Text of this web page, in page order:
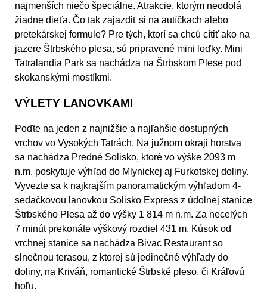
najmenších niečo špeciálne. Atrakcie, ktorým neodolá
žiadne dieťa. Čo tak zajazdiť si na autíčkach alebo
pretekárskej formule? Pre tých, ktorí sa chcú cítiť ako na
jazere Štrbského plesa, sú pripravené mini loďky. Mini
Tatralandia Park sa nachádza na Štrbskom Plese pod
skokanskými mostíkmi.
VÝLETY LANOVKAMI
Poďte na jeden z najnižšie a najľahšie dostupných
vrchov vo Vysokých Tatrách. Na južnom okraji horstva
sa nachádza Predné Solisko, ktoré vo výške 2093 m
n.m. poskytuje výhľad do Mlynickej aj Furkotskej doliny.
Vyvezte sa k najkrajším panoramatickým výhľadom 4-
sedačkovou lanovkou Solisko Express z údolnej stanice
Štrbského Plesa až do výšky 1 814 m n.m. Za necelých
7 minút prekonáte výškový rozdiel 431 m. Kúsok od
vrchnej stanice sa nachádza Bivac Restaurant so
slnečnou terasou, z ktorej sú jedinečné výhľady do
doliny, na Kriváň, romantické Štrbské pleso, či Kráľovú
hoľu.